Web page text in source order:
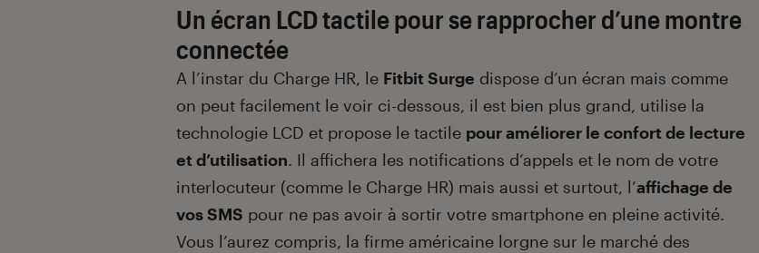
Un écran LCD tactile pour se rapprocher d’une montre
connectée
A l’instar du Charge HR, le Fitbit Surge dispose d’un écran mais comme
on peut facilement le voir ci-dessous, il est bien plus grand, utilise la
technologie LCD et propose le tactile pour améliorer le confort de lecture
et d’utilisation. Il affichera les notifications d’appels et le nom de votre
interlocuteur (comme le Charge HR) mais aussi et surtout, l’affichage de
vos SMS pour ne pas avoir à sortir votre smartphone en pleine activité.
Vous l’aurez compris, la firme américaine lorgne sur le marché des